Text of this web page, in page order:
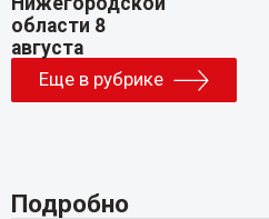
Еще в рубрике
Подробно